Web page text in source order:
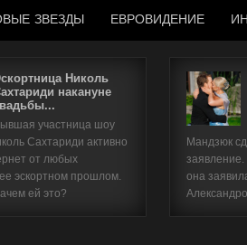
ЗВЕЗДЫ ЕВРОВИДЕНИЕ
Николь
накануне
участница шоу
Сахтариди активно
от любых
эскортном прошлом.
ей это?
Мандзюк
она
Имя пользователя